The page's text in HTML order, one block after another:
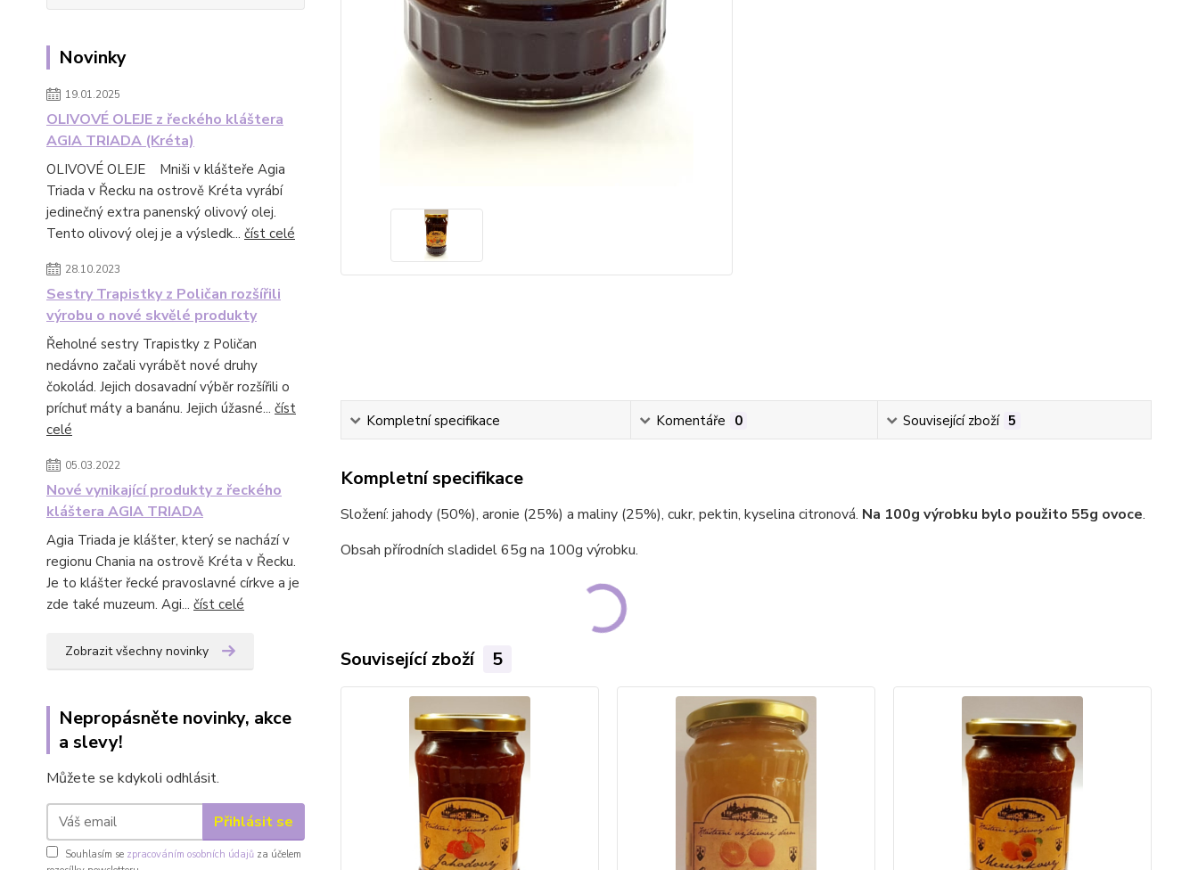
Novinky
19.01.2025
OLIVOVÉ OLEJE z řeckého kláštera
AGIA TRIADA (Kréta)
OLIVOVÉ OLEJE Mniši v klášteře Agia
Triada v Řecku na ostrově Kréta vyrábí
jedinečný extra panenský olivový olej.
Tento olivový olej je a výsledk... číst celé
28.10.2023
Sestry Trapistky z Poličan rozšířili
výrobu o nové skvělé produkty
Řeholné sestry Trapistky z Poličan
nedávno začali vyrábět nové druhy
čokolád. Jejich dosavadní výběr rozšířili o
príchuť máty a banánu. Jejich úžasné... číst
celé
05.03.2022
Nové vynikající produkty z řeckého
kláštera AGIA TRIADA
Agia Triada je klášter, který se nachází v
regionu Chania na ostrově Kréta v Řecku.
Je to klášter řecké pravoslavné církve a je
zde také muzeum. Agi... číst celé
Zobrazit všechny novinky
Nepropásněte novinky, akce
a slevy!
Můžete se kdykoli odhlásit.
Přihlásit se
Souhlasím se zpracováním osobních údajů za účelem
Kompletní specifikace Komentáře 0 Související zboží 5
Kompletní specifikace
Složení: jahody (50%), aronie (25%) a maliny (25%), cukr, pektin, kyselina citronová. Na 100g výrobku bylo použito 55g ovoce.
Obsah přírodních sladidel 65g na 100g výrobku.
Související zboží 5